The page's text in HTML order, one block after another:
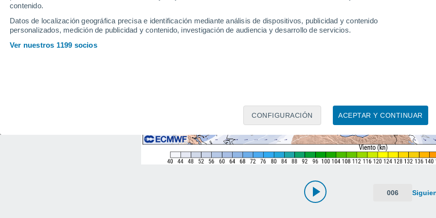
contenido.
Datos de localización geográfica precisa e identificación mediante análisis de dispositivos, publicidad y contenido
personalizados, medición de publicidad y contenido, investigación de audiencia y desarrollo de servicios.
Ver nuestros 1199 socios
ACEPTAR Y CONTINUAR
CONFIGURACIÓN
006